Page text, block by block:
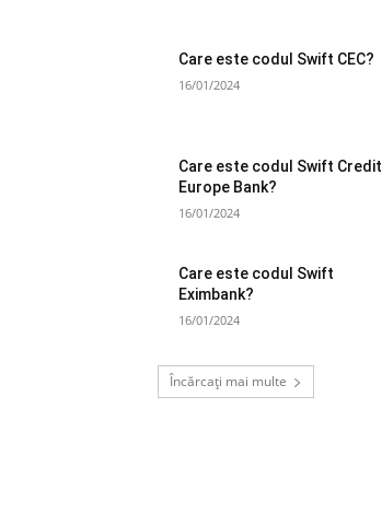
Care este codul Swift CEC?
16/01/2024
Care este codul Swift Credit
Europe Bank?
16/01/2024
Care este codul Swift
Eximbank?
16/01/2024
Încărcați mai multe